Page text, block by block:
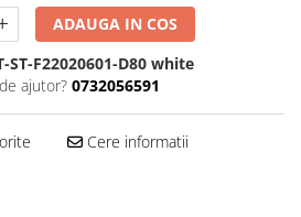
ADAUGA IN COS
ST-F22020601-D80 white
ajutor? 0732056591
Cere informatii